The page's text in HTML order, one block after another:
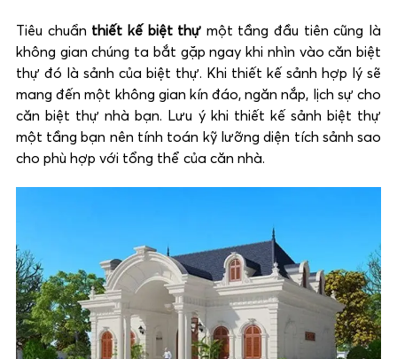
Tiêu chuẩn thiết kế biệt thự một tầng đầu tiên cũng là
không gian chúng ta bắt gặp ngay khi nhìn vào căn biệt
thự đó là sảnh của biệt thự. Khi thiết kế sảnh hợp lý sẽ
mang đến một không gian kín đáo, ngăn nắp, lịch sự cho
căn biệt thự nhà bạn. Lưu ý khi thiết kế sảnh biệt thự
một tầng bạn nên tính toán kỹ lưỡng diện tích sảnh sao
cho phù hợp với tổng thể của căn nhà.